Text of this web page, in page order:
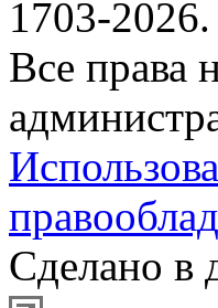
1703-2026.
Все права
Сделано в